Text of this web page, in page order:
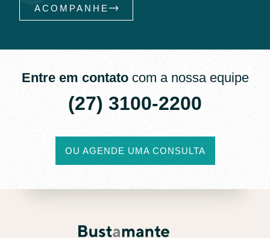
ACOMPANHE
Entre em contatocom a nossa equipe
(27) 3100-2200​
OU AGENDE UMA CONSULTA